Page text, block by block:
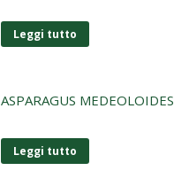
Leggi tutto
ASPARAGUS MEDEOLOIDES
Leggi tutto